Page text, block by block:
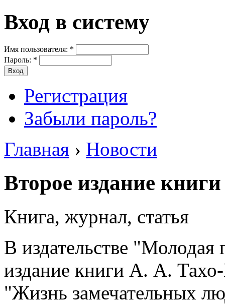
Вход в систему
Имя пользователя: *
Пароль: *
Регистрация
Забыли пароль?
Главная › Новости
Второе издание
Книга, журнал, статья
В издательстве "Молодая
издание книги А. А.
"Жизнь замечательных